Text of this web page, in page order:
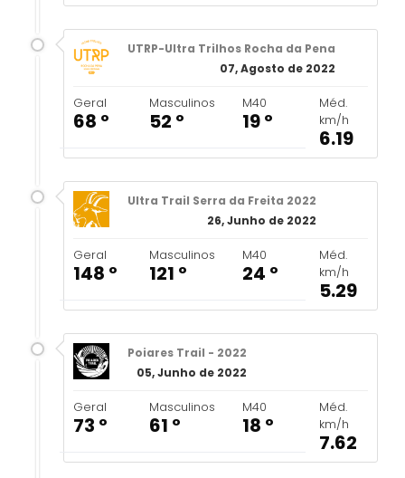
UTRP-Ultra Trilhos Rocha da Pena
07, Agosto de 2022
Geral
68 º
Masculinos
52 º
M40
19 º
Méd.
km/h
6.19
Ultra Trail Serra da Freita 2022
26, Junho de 2022
Geral
148 º
Masculinos
121 º
M40
24 º
Méd.
km/h
5.29
Poiares Trail - 2022
05, Junho de 2022
Geral
73 º
Masculinos
61 º
M40
18 º
Méd.
km/h
7.62